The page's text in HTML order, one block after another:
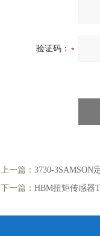
验证码：
上一篇： 3730-3SAMSON
下一篇： HBM扭矩传感器